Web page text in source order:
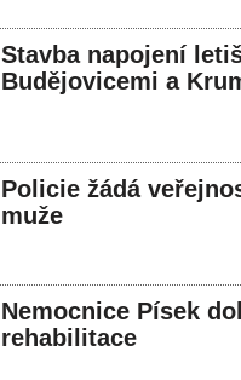
Stavba napojení
Budějovicemi a
Policie žádá
muže
Nemocnice Písek
rehabilitace